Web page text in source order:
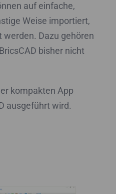
auf einfache,
Weise importiert,
Dazu gehören
bisher nicht
kompakten App
ausgeführt wird.